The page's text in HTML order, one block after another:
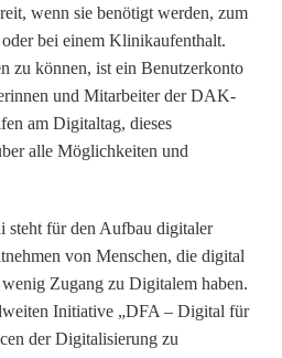
wenn sie benötigt werden, zum
bei einem Klinikaufenthalt.
zu können, ist ein Benutzerkonto
und Mitarbeiter der DAK-
am Digitaltag, dieses
alle Möglichkeiten und
steht für den Aufbau digitaler
von Menschen, die digital
Zugang zu Digitalem haben.
Initiative „DFA – Digital für
der Digitalisierung zu